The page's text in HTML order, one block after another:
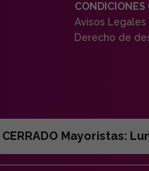
CONDICIONES
Avisos Legales
Derecho de
Mayoristas: